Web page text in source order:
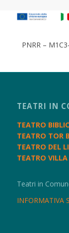
PNRR –
TEATRI IN
TEATRO
TEATRO TOR
TEATRO DEL
TEATRO
Teatri in
INFORMATIVA